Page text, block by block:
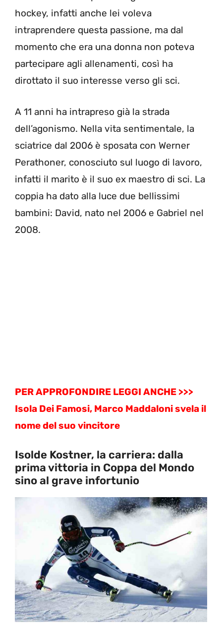
hockey, infatti anche lei voleva
intraprendere questa passione, ma dal
momento che era una donna non poteva
partecipare agli allenamenti, così ha
dirottato il suo interesse verso gli sci.
A 11 anni ha intrapreso già la strada
dell’agonismo. Nella vita sentimentale, la
sciatrice dal 2006 è sposata con Werner
Perathoner, conosciuto sul luogo di lavoro,
infatti il marito è il suo ex maestro di sci. La
coppia ha dato alla luce due bellissimi
bambini: David, nato nel 2006 e Gabriel nel
2008.
PER APPROFONDIRE LEGGI ANCHE >>>
Isola Dei Famosi, Marco Maddaloni svela il
nome del suo vincitore
Isolde Kostner, la carriera: dalla
prima vittoria in Coppa del Mondo
sino al grave infortunio